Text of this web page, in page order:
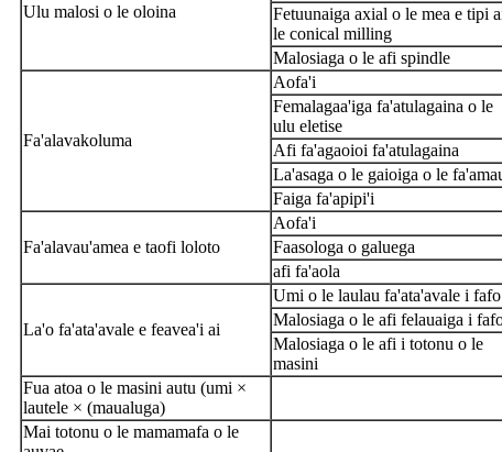
Ulu malosi o le oloina
Fetuunaiga axial o le mea e tipi
le conical milling
Malosiaga o le afi spindle
Fa'alavakoluma
Aofa'i
Femalagaa'iga fa'atulagaina o le
ulu eletise
Afi fa'agaoioi fa'atulagaina
La'asaga o le gaioiga o le
Faiga fa'apipi'i
Fa'alavau'amea e taofi loloto
Aofa'i
Faasologa o galuega
afi fa'aola
La'o fa'ata'avale e feavea'i ai
Umi o le laulau fa'ata'avale i fafo
Malosiaga o le afi felauaiga i
Malosiaga o le afi i totonu o le
masini
Fua atoa o le masini autu (umi ×
lautele × (maualuga)
Mai totonu o le mamamafa o le